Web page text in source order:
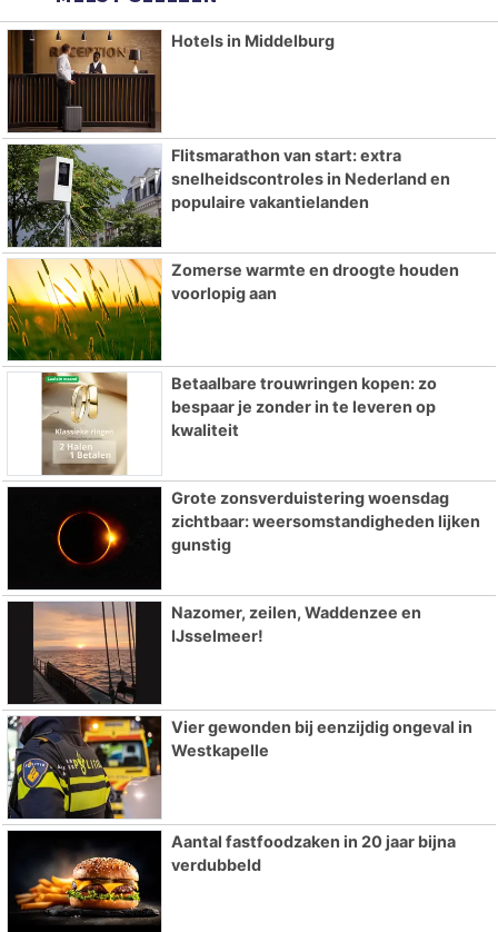
Hotels in Middelburg
Flitsmarathon van start: extra
snelheidscontroles in Nederland en
populaire vakantielanden
Zomerse warmte en droogte houden
voorlopig aan
Betaalbare trouwringen kopen: zo
bespaar je zonder in te leveren op
kwaliteit
Grote zonsverduistering woensdag
zichtbaar: weersomstandigheden lijken
gunstig
Nazomer, zeilen, Waddenzee en
IJsselmeer!
Vier gewonden bij eenzijdig ongeval in
Westkapelle
Aantal fastfoodzaken in 20 jaar bijna
verdubbeld